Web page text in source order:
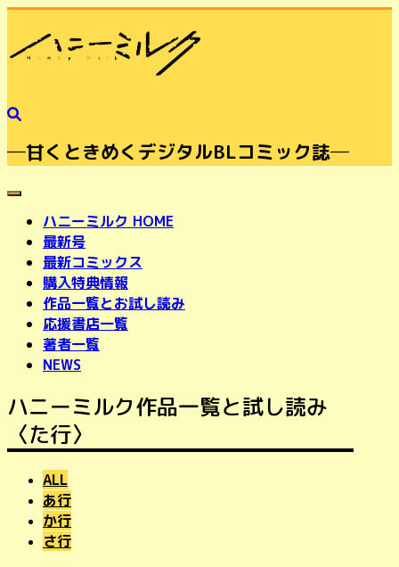
─甘くときめくデジタルBLコミック誌─
toggle navigation
ハニーミルク HOME
最新号
最新コミックス
購入特典情報
作品一覧とお試し読み
応援書店一覧
著者一覧
NEWS
ハニーミルク作品一覧と試し読み
〈た行〉
ALL
あ行
か行
さ行